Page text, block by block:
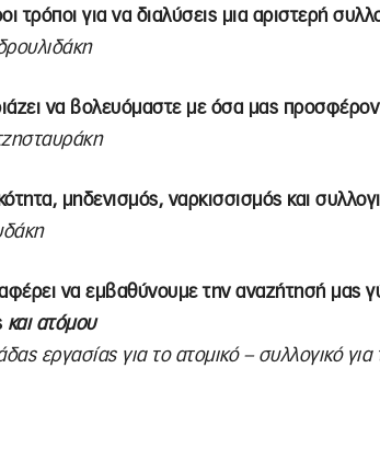
τρόποι για να διαλύσεις μια αριστερή
να βολευόμαστε με όσα μας
μηδενισμός, ναρκισσισμός και
να εμβαθύνουμε την αναζήτησή μας
και ατόμου
εργασίας για το ατομικό – συλλογικό